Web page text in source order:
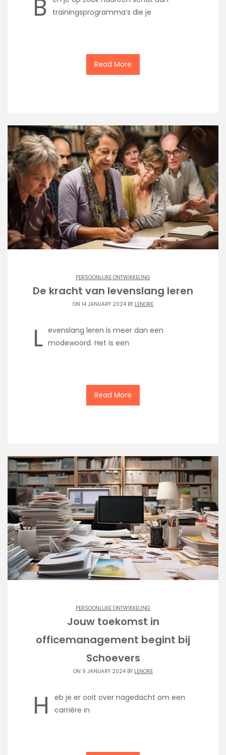
B
trainingsprogramma’s die je
Read More
PERSOONLIJKE ONTWIKKELING
De kracht van levenslang leren
ON 14 JANUARY 2024 BY LENORE
L evenslang leren is meer dan een
modewoord. Het is een
Read More
PERSOONLIJKE ONTWIKKELING
Jouw toekomst in
officemanagement begint bij
Schoevers
ON 9 JANUARY 2024 BY LENORE
H
eb je er ooit over nagedacht om een
carrière in